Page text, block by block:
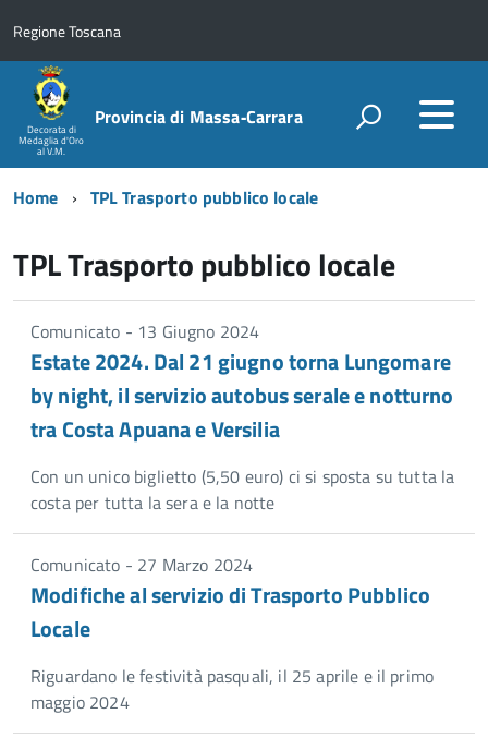
Regione Toscana
Decorata di
Medaglia d'Oro
al V.M.
Provincia di Massa‑Carrara
Home TPL Trasporto pubblico locale
TPL Trasporto pubblico locale
Comunicato - 13 Giugno 2024
Estate 2024. Dal 21 giugno torna Lungomare
by night, il servizio autobus serale e notturno
tra Costa Apuana e Versilia
Con un unico biglietto (5,50 euro) ci si sposta su tutta la
costa per tutta la sera e la notte
Comunicato - 27 Marzo 2024
Modifiche al servizio di Trasporto Pubblico
Locale
Riguardano le festività pasquali, il 25 aprile e il primo
maggio 2024